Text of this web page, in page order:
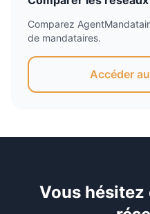
Comparez
de mandataires.
Accéder
Vous